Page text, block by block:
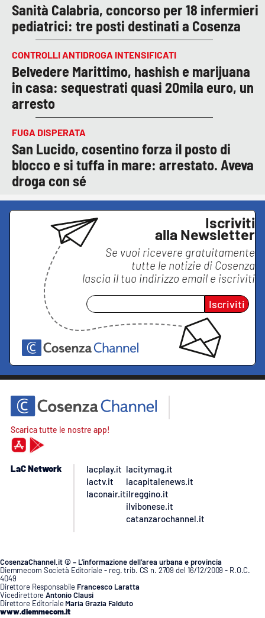
Sanità Calabria, concorso per 18 infermieri
pediatrici: tre posti destinati a Cosenza
CONTROLLI ANTIDROGA INTENSIFICATI
Belvedere Marittimo, hashish e marijuana
in casa: sequestrati quasi 20mila euro, un
arresto
FUGA DISPERATA
San Lucido, cosentino forza il posto di
blocco e si tuffa in mare: arrestato. Aveva
droga con sé
Iscriviti
alla Newsletter
Se vuoi ricevere gratuitamente
tutte le notizie di Cosenza
lascia il tuo indirizzo email e iscriviti
Iscriviti
Scarica tutte le nostre app!
LaC Network
lacplay.it
lactv.it
laconair.it
lacitymag.it
lacapitalenews.it
ilreggino.it
ilvibonese.it
catanzarochannel.it
CosenzaChannel.it © – L’informazione dell’area urbana e provincia
Diemmecom Società Editoriale - reg. trib. CS n. 2709 del 16/12/2009 - R.O.C.
4049
Direttore Responsabile Francesco Laratta
VicedirettoreAntonio Clausi
Direttore Editoriale Maria Grazia Falduto
www.diemmecom.it